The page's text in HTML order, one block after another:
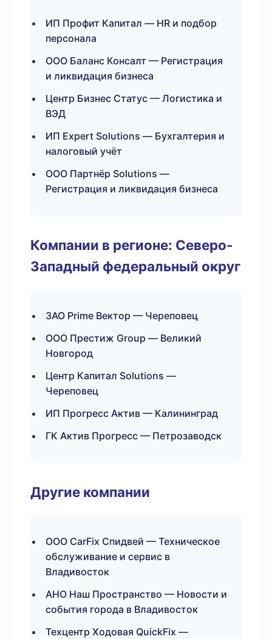
ИП Профит Капитал — HR и подбор
персонала
ООО Баланс Консалт — Регистрация
и ликвидация бизнеса
Центр Бизнес Статус — Логистика и
ВЭД
ИП Expert Solutions — Бухгалтерия и
налоговый учёт
ООО Партнёр Solutions —
Регистрация и ликвидация бизнеса
Компании в регионе: Северо-
Западный федеральный округ
ЗАО Prime Вектор — Череповец
ООО Престиж Group — Великий
Новгород
Центр Капитал Solutions —
Череповец
ИП Прогресс Актив — Калининград
ГК Актив Прогресс — Петрозаводск
Другие компании
ООО CarFix Спидвей — Техническое
обслуживание и сервис в
Владивосток
АНО Наш Пространство — Новости и
события города в Владивосток
Техцентр Ходовая QuickFix —